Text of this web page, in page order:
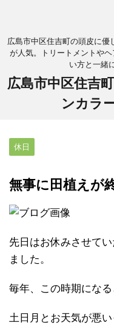
広島市中区住吉町の頭皮に優
が人気。トリートメントや
い方と一緒
広島市中区住吉
ンカラ
休日
無事に田植えが
先日はお休みさせて
ました。
毎年、この時期になる
土日月とお天気が悪